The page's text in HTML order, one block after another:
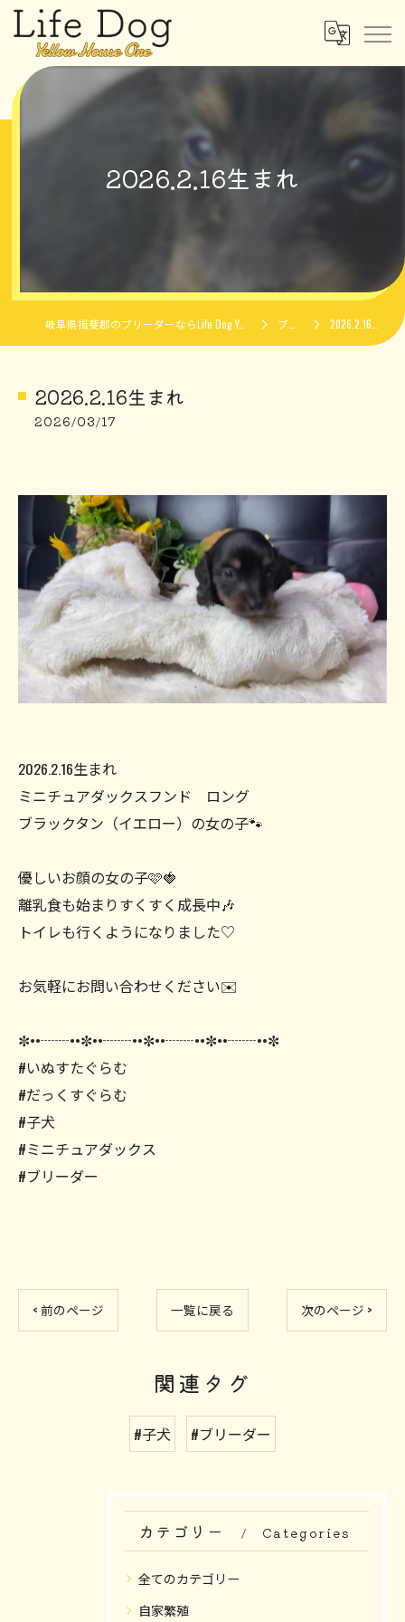
2026.2.16生まれ
岐阜県揖斐郡のブリーダーならLife Dog Yellow House One ブログ 2026.2.16生まれ
2026.2.16生まれ
2026/03/17
2026.2.16生まれ
ミニチュアダックスフンド ロング
ブラックタン（イエロー）の女の子🐾
優しいお顔の女の子🩷🍓
離乳食も始まりすくすく成長中🎶
トイレも行くようになりました♡
お気軽にお問い合わせください✉️
✼••┈┈••✼••┈┈••✼••┈┈••✼••┈┈••✼
#いぬすたぐらむ
#だっくすぐらむ
#子犬
#ミニチュアダックス
#ブリーダー
< 前のページ 一覧に戻る 次のページ >
関連タグ
#子犬 #ブリーダー
カテゴリー Categories
全てのカテゴリー
自家繁殖